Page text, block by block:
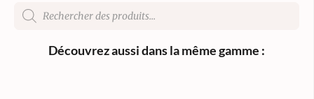
Découvrez aussi dans la même gamme :